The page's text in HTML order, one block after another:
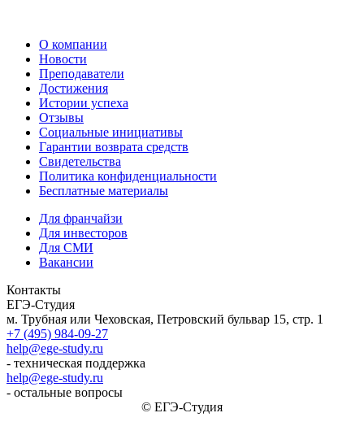
О компании
Новости
Преподаватели
Достижения
Истории успеха
Отзывы
Социальные инициативы
Гарантии возврата средств
Свидетельства
Политика конфиденциальности
Бесплатные материалы
Для франчайзи
Для инвесторов
Для СМИ
Вакансии
Контакты
ЕГЭ-Студия
м. Трубная или Чеховская, Петровский бульвар 15, стр. 1
+7 (495) 984-09-27
help@ege-study.ru
- техническая поддержка
help@ege-study.ru
- остальные вопросы
© ЕГЭ-Студия